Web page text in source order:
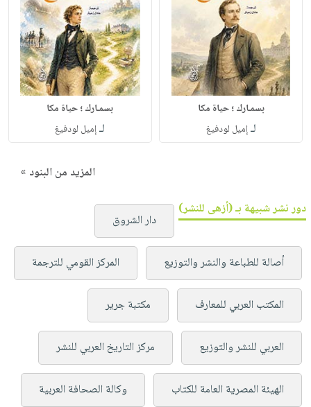
بسمـارك ؛ حياة مكا
لـإميل لودفيغ
بسمـارك ؛ حياة مكا
لـإميل لودفيغ
المزيد من البنود »
دور نشر شبيهة بـ (أزهى للنشر)
دار الشروق
أصالة للطباعة والنشر والتوزيع المركز القومي للترجمة
المكتب العربي للمعارف مكتبة جرير
العربي للنشر والتوزيع مركز التاريخ العربي للنشر
الهيئة المصرية العامة للكتاب وكالة الصحافة العربية